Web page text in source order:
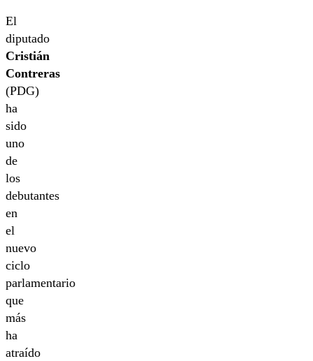
El
diputado
Cristián
Contreras
(PDG)
ha
sido
uno
de
los
debutantes
en
el
nuevo
ciclo
parlamentario
que
más
ha
atraído